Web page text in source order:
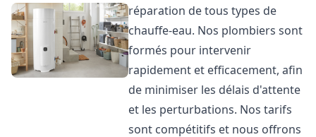
réparation de tous types de
chauffe-eau. Nos plombiers sont
formés pour intervenir
rapidement et efficacement, afin
de minimiser les délais d'attente
et les perturbations. Nos tarifs
sont compétitifs et nous offrons